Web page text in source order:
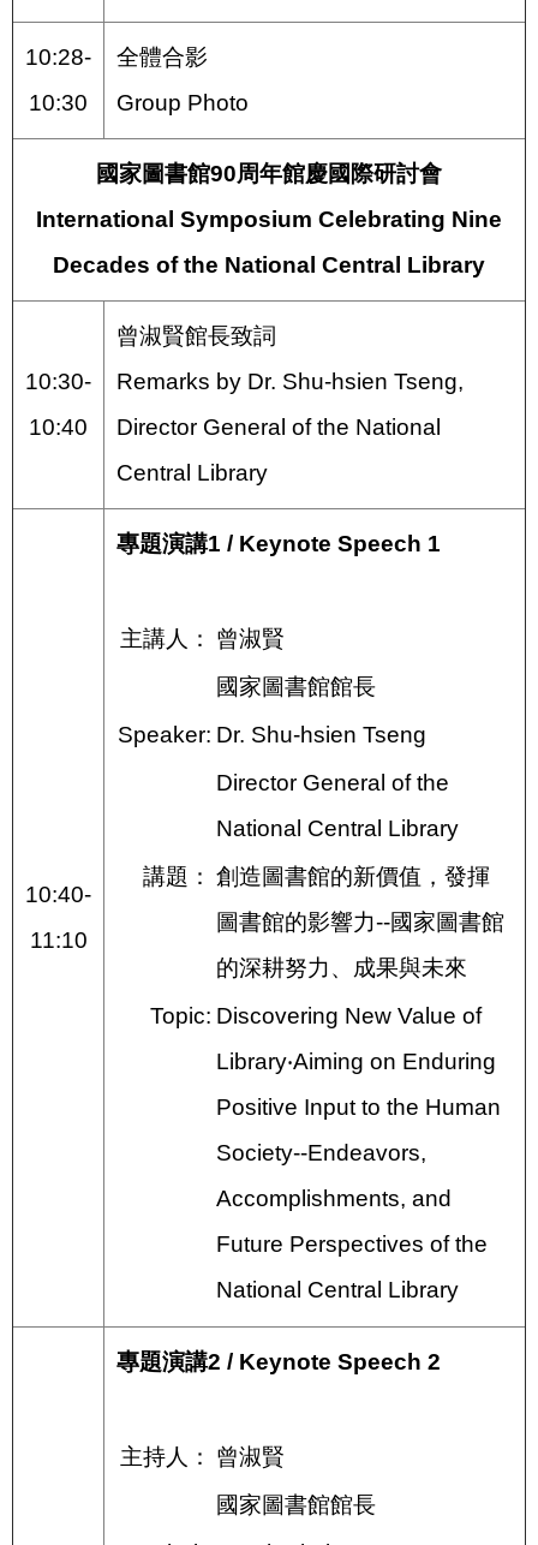
10:28-
10:30
全體合影
Group Photo
國家圖書館90周年館慶國際研討會
International Symposium Celebrating Nine
Decades of the National Central Library
10:30-
10:40
曾淑賢館長致詞
Remarks by Dr. Shu-hsien Tseng,
Director General of the National
Central Library
10:40-
11:10
專題演講1 / Keynote Speech 1
主講人：
曾淑賢
國家圖書館館長
Speaker: Dr. Shu-hsien Tseng
Director General of the
National Central Library
講題： 創造圖書館的新價值，發揮
圖書館的影響力--國家圖書館
的深耕努力、成果與未來
Topic: Discovering New Value of
Library‧Aiming on Enduring
Positive Input to the Human
Society--Endeavors,
Accomplishments, and
Future Perspectives of the
National Central Library
專題演講2 / Keynote Speech 2
主持人：
曾淑賢
國家圖書館館長